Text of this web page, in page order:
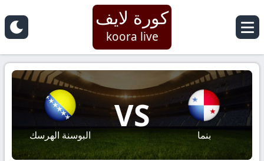
كورة لايف
koora live
بنما
VS
البوسنة الهرسك